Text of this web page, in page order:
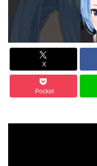
X
Pocket